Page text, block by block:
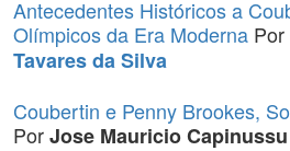
Antecedentes Históricos a
Olímpicos da Era Moderna Por
Tavares da Silva
Coubertin e Penny Brookes,
PorJose Mauricio